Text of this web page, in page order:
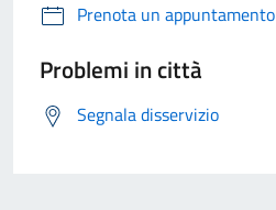
Prenota un appuntamento
Problemi in città
Segnala disservizio